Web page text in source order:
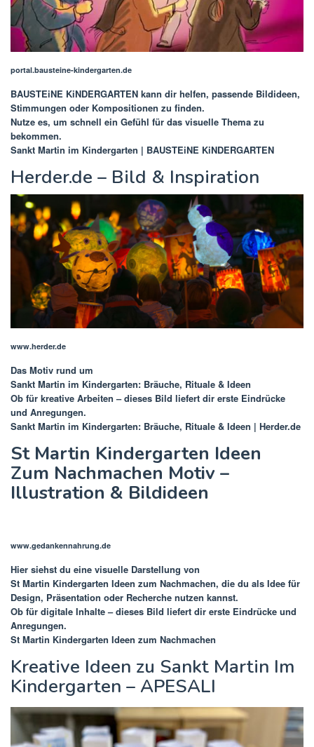
portal.bausteine-kindergarten.de
BAUSTEiNE KiNDERGARTEN kann dir helfen, passende Bildideen,
Stimmungen oder Kompositionen zu finden.
Nutze es, um schnell ein Gefühl für das visuelle Thema zu
bekommen.
Sankt Martin im Kindergarten | BAUSTEiNE KiNDERGARTEN
Herder.de – Bild & Inspiration
www.herder.de
Das Motiv rund um
Sankt Martin im Kindergarten: Bräuche, Rituale & Ideen
Ob für kreative Arbeiten – dieses Bild liefert dir erste Eindrücke
und Anregungen.
Sankt Martin im Kindergarten: Bräuche, Rituale & Ideen | Herder.de
St Martin Kindergarten Ideen
Zum Nachmachen Motiv –
Illustration & Bildideen
www.gedankennahrung.de
Hier siehst du eine visuelle Darstellung von
St Martin Kindergarten Ideen zum Nachmachen, die du als Idee für
Design, Präsentation oder Recherche nutzen kannst.
Ob für digitale Inhalte – dieses Bild liefert dir erste Eindrücke und
Anregungen.
St Martin Kindergarten Ideen zum Nachmachen
Kreative Ideen zu Sankt Martin Im
Kindergarten – APESALI